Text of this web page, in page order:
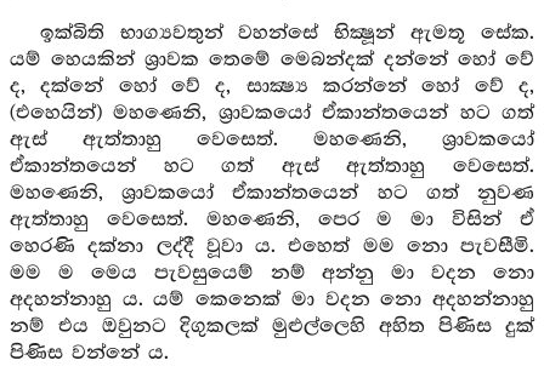
ඉක්බිති භාග්‍යවතුන් වහන්සේ භික්‍ෂූන් ඇමතූ සේක.
යම් හෙයකින් ශ්‍රාවක තෙමේ මෙබන්දක් දන්නේ හෝ වේ
ද, දක්නේ හෝ වේ ද, සාක්‍ෂ්‍ය කරන්නේ හෝ වේ ද,
(එහෙයින්) මහණෙනි, ශ්‍රාවකයෝ ඒකාන්තයෙන් හට ගත්
ඇස් ඇත්තාහු වෙසෙත්. මහණෙනි, ශ්‍රාවකයෝ
ඒකාන්තයෙන් හට ගත් ඇස් ඇත්තාහු වෙසෙත්.
මහණෙනි, ශ්‍රාවකයෝ ඒකාන්තයෙන් හට ගත් නුවණ
ඇත්තාහු වෙසෙත්. මහණෙනි, පෙර ම මා විසින් ඒ
හෙරණි දක්නා ලද්දී වූවා ය. එහෙත් මම නො පැවසීමි.
මම ම මෙය පැවසුයෙම් නම් අන්නු මා වදන නො
අදහන්නාහු ය. යම් කෙනෙක් මා වදන නො අදහන්නාහු
නම් එය ඔවුනට දිගුකලක් මුළුල්ලෙහි අහිත පිණිස දුක්
පිණිස වන්නේ ය.